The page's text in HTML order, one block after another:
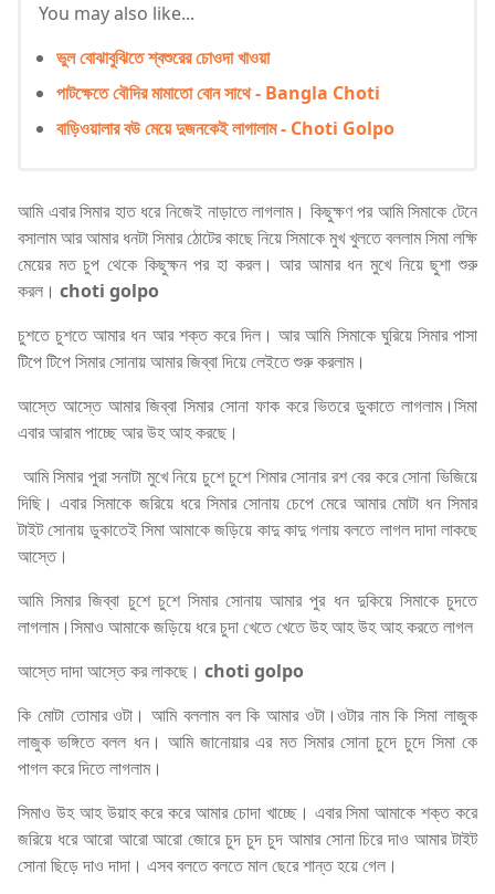
You may also like...
ভুল বোঝাবুঝিতে শ্বশুরের চোওদা খাওয়া
পাটক্ষেতে বৌদির মামাতো বোন সাথে - Bangla Choti
বাড়িওয়ালার বউ মেয়ে দুজনকেই লাগালাম - Choti Golpo
আমি এবার সিমার হাত ধরে নিজেই নাড়াতে লাগলাম। কিছুক্ষণ পর আমি সিমাকে টেনে
বসালাম আর আমার ধনটা সিমার ঠোটের কাছে নিয়ে সিমাকে মুখ খুলতে বললাম সিমা লক্ষি
মেয়ের মত চুপ থেকে কিছুক্ষন পর হা করল। আর আমার ধন মুখে নিয়ে ছুশা শুরু
করল। choti golpo
চুশতে চুশতে আমার ধন আর শক্ত করে দিল। আর আমি সিমাকে ঘুরিয়ে সিমার পাসা
টিপে টিপে সিমার সোনায় আমার জিব্বা দিয়ে লেইতে শুরু করলাম।
আস্তে আস্তে আমার জিব্বা সিমার সোনা ফাক করে ভিতরে ডুকাতে লাগলাম।সিমা
এবার আরাম পাচ্ছে আর উহ আহ করছে।
আমি সিমার পুরা সনাটা মুখে নিয়ে চুশে চুশে শিমার সোনার রশ বের করে সোনা ভিজিয়ে
দিছি। এবার সিমাকে জরিয়ে ধরে সিমার সোনায় চেপে মেরে আমার মোটা ধন সিমার
টাইট সোনায় ডুকাতেই সিমা আমাকে জড়িয়ে কাদু কাদু গলায় বলতে লাগল দাদা লাকছে
আস্তে।
আমি সিমার জিব্বা চুশে চুশে সিমার সোনায় আমার পুর ধন দুকিয়ে সিমাকে চুদতে
লাগলাম।সিমাও আমাকে জড়িয়ে ধরে চুদা খেতে খেতে উহ আহ উহ আহ করতে লাগল
আস্তে দাদা আস্তে কর লাকছে। choti golpo
কি মোটা তোমার ওটা। আমি বললাম বল কি আমার ওটা।ওটার নাম কি সিমা লাজুক
লাজুক ভঙ্গিতে বলল ধন। আমি জানোয়ার এর মত সিমার সোনা চুদে চুদে সিমা কে
পাগল করে দিতে লাগলাম।
সিমাও উহ আহ উয়াহ করে করে আমার চোদা খাচ্ছে। এবার সিমা আমাকে শক্ত করে
জরিয়ে ধরে আরো আরো আরো জোরে চুদ চুদ চুদ আমার সোনা চিরে দাও আমার টাইট
সোনা ছিড়ে দাও দাদা। এসব বলতে বলতে মাল ছেরে শান্ত হয়ে গেল।